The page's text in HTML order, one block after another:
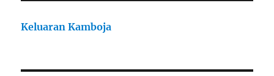
Keluaran Kamboja